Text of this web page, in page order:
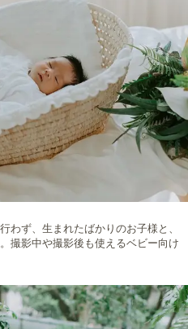
わず、生まれたばかりのお子様と、
撮影中や撮影後も使えるベビー向け